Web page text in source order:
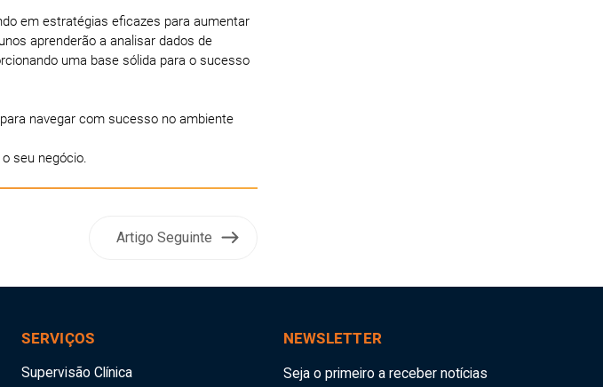
em estratégias eficazes para aumentar
aprenderão a analisar dados de
uma base sólida para o sucesso
navegar com sucesso no ambiente
seu negócio.
Artigo Seguinte
SERVIÇOS
Supervisão Clínica
NEWSLETTER
Seja o primeiro a receber notícias